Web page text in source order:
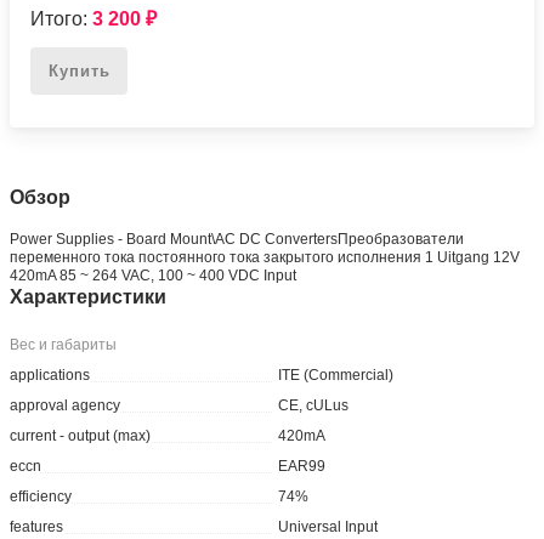
Итого:3 200₽
Купить
Обзор
Power Supplies - Board Mount\AC DC ConvertersПреобразователи
переменного тока постоянного тока закрытого исполнения 1 Uitgang 12V
420mA 85 ~ 264 VAC, 100 ~ 400 VDC Input
Характеристики
Вес и габариты
applications
ITE (Commercial)
approval agency
CE, cULus
current - output (max)
420mA
eccn
EAR99
efficiency
74%
features
Universal Input